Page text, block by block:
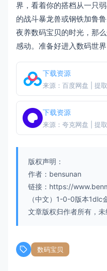
界，看着你的搭档从一只
的战斗暴龙兽或钢铁加鲁
夜养数码宝贝的时光，那
感动。准备好进入数码世界
下载资源
来源：百度网盘 | 提
下载资源
来源：夸克网盘 | 提
版权声明：
作者：bensunan
链接：https://
（中文）1-0-0版本1dlc
文章版权归作者所有，未
数码宝贝